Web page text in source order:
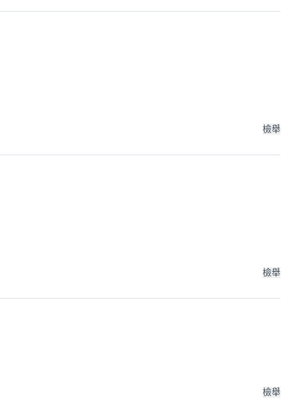
檢舉
檢舉
檢舉